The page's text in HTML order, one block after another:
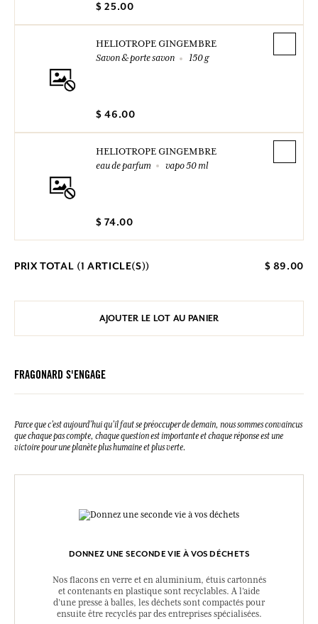
$ 25.00
HELIOTROPE GINGEMBRE
Savon & porte savon
150 g
$ 46.00
HELIOTROPE GINGEMBRE
eau de parfum
vapo 50 ml
$ 74.00
PRIX TOTAL (1 ARTICLE(S)) $ 89.00
AJOUTER LE LOT AU PANIER
FRAGONARD S'ENGAGE
Parce que c’est aujourd’hui qu’il faut se préoccuper de demain, nous sommes convaincus
que chaque pas compte, chaque question est importante et chaque réponse est une
victoire pour une planète plus humaine et plus verte.
DONNEZ UNE SECONDE VIE À VOS DÉCHETS
Nos flacons en verre et en aluminium, étuis cartonnés
et contenants en plastique sont recyclables. A l’aide
d’une presse à balles, les déchets sont compactés pour
ensuite être recyclés par des entreprises spécialisées.